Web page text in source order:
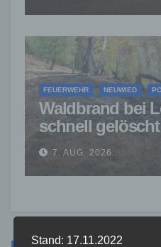
FEUERWEHR NEUWIED
Waldbrand bei
schnell
warnt vor
7. AUG. 2026
Stand: 17.11.2022